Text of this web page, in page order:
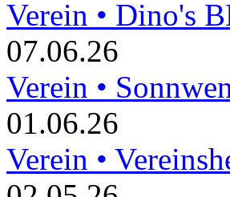
Verein • Dino's
07.06.26
Verein •
01.06.26
Verein •